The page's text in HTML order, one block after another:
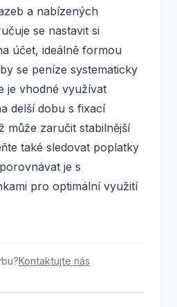
a nabízených
se nastavit si
účet, ideálně formou
se peníze systematicky
je vhodné využívat
delší dobu s fixací
může zaručit stabilnější
také sledovat poplatky
je s
pro optimální využití
Kontaktujte nás